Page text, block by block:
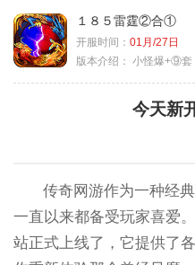
１８５雷霆②合①
开服时间： 01月/27日
版本介绍： 小怪爆+⑨套
今天新
传奇网游作为一种经
一直以来都备受玩家喜爱
站正式上线了，它提供了